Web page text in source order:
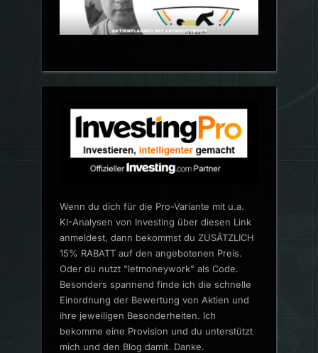
Wenn du dich für die Pro-Variante mit u.a.
KI-Analysen von Investing über diesen Link
anmeldest, dann bekommst du ZUSÄTZLICH
15% RABATT auf den angebotenen Preis.
Oder du nutzt "letmoneywork" als Code.
Besonders spannend finde ich die schnelle
Einordnung der Bewertung von Aktien und
ihre jeweiligen Besonderheiten. Ich
bekomme eine Provision und du unterstützt
mich und den Blog damit. Danke.